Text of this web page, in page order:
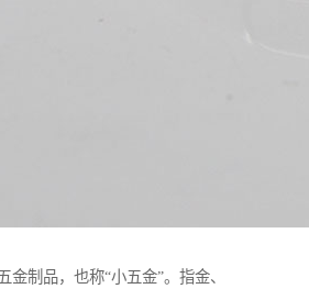
金制品，也称“小五金”。指金、